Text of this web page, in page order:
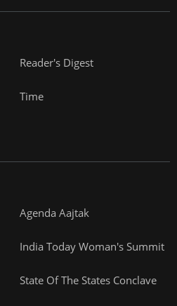
Reader's Digest
Time
Agenda Aajtak
India Today Woman's Summit
State Of The States Conclave